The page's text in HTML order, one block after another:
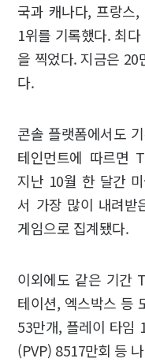
국과 캐나다, 프랑스
1위를 기록했다. 최
을 찍었다. 지금은 20
다.
콘솔 플랫폼에서도
테인먼트에 따르면
지난 10월 한 달간
서 가장 많이 내려받
게임으로 집계됐다.
이외에도 같은 기간
테이션, 엑스박스 등
53만개, 플레이 타임
(PVP) 8517만회 등